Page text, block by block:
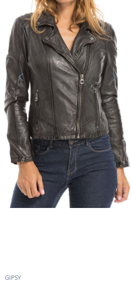
GIPSY